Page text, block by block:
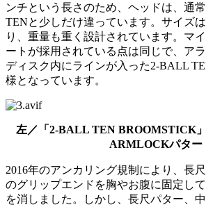
ンチという長さのため、ヘッドは、通
TENと少しだけ違っています。サイズ
り、重量も重く設計されています。マ
ートが採用されている点は同じで、ア
ディスク内にラインが入った2-BALL
様となっています。
左／「2-BALL TEN BROOMSTICK
ARMLOCKパター
2016年のアンカリング規制により、長
のグリップエンドを胸やお腹に固定し
を消しました。しかし、長尺パター、